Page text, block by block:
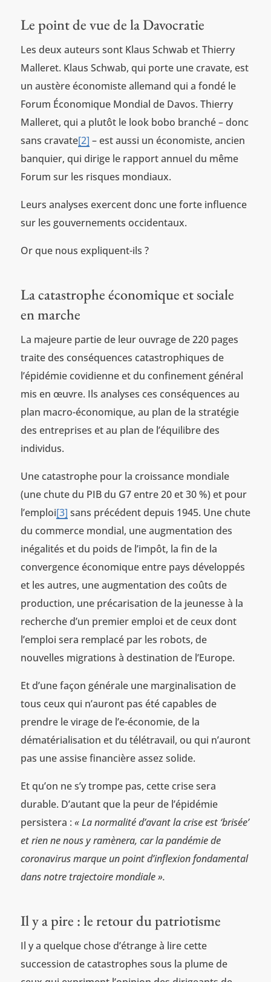
Le point de vue de la Davocratie
Les deux auteurs sont Klaus Schwab et Thierry
Malleret. Klaus Schwab, qui porte une cravate, est
un austère économiste allemand qui a fondé le
Forum Économique Mondial de Davos. Thierry
Malleret, qui a plutôt le look bobo branché – donc
sans cravate[2] – est aussi un économiste, ancien
banquier, qui dirige le rapport annuel du même
Forum sur les risques mondiaux.
Leurs analyses exercent donc une forte influence
sur les gouvernements occidentaux.
Or que nous expliquent-ils ?
La catastrophe économique et sociale
en marche
La majeure partie de leur ouvrage de 220 pages
traite des conséquences catastrophiques de
l’épidémie covidienne et du confinement général
mis en œuvre. Ils analyses ces conséquences au
plan macro-économique, au plan de la stratégie
des entreprises et au plan de l’équilibre des
individus.
Une catastrophe pour la croissance mondiale
(une chute du PIB du G7 entre 20 et 30 %) et pour
l’emploi[3] sans précédent depuis 1945. Une chute
du commerce mondial, une augmentation des
inégalités et du poids de l’impôt, la fin de la
convergence économique entre pays développés
et les autres, une augmentation des coûts de
production, une précarisation de la jeunesse à la
recherche d’un premier emploi et de ceux dont
l’emploi sera remplacé par les robots, de
nouvelles migrations à destination de l’Europe.
Et d’une façon générale une marginalisation de
tous ceux qui n’auront pas été capables de
prendre le virage de l’e-économie, de la
dématérialisation et du télétravail, ou qui n’auront
pas une assise financière assez solide.
Et qu’on ne s’y trompe pas, cette crise sera
durable. D’autant que la peur de l’épidémie
persistera : «La normalité d’avant la crise est ‘brisée’
et rien ne nous y ramènera, car la pandémie de
coronavirus marque un point d’inflexion fondamental
dans notre trajectoire mondiale ».
Il y a pire : le retour du patriotisme
Il y a quelque chose d’étrange à lire cette
succession de catastrophes sous la plume de